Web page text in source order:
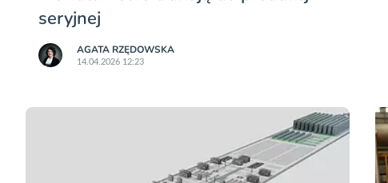
seryjnej
AGATA RZĘDOWSKA
14.04.2026 12:23